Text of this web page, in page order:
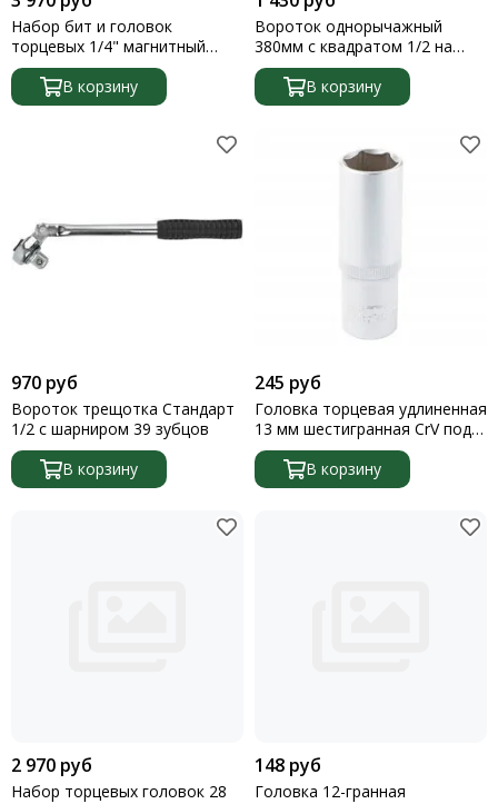
Набор бит и головок
торцевых 1/4" магнитный
адаптер сталь S2 пластик.
кейс 26пр.Gross
В корзину
Вороток однорычажный
380мм с квадратом 1/2 на
шарнире CrV хромированный
Matrix В корзину
970 руб
Вороток трещотка Стандарт
1/2 с шарниром 39 зубцов
В корзину
245 руб
Головка торцевая удлиненная
13 мм шестигранная CrV под
квадрат 1/2 Stels
В корзину
2 970 руб
Набор торцевых головок 28
148 руб
Головка 12-гранная